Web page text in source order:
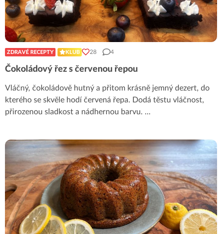
ZDRAVÉ RECEPTY KLUB 28 4
Čokoládový řez s červenou řepou
Vláčný, čokoládově hutný a přitom krásně jemný dezert, do
kterého se skvěle hodí červená řepa. Dodá těstu vláčnost,
přirozenou sladkost a nádhernou barvu. ...